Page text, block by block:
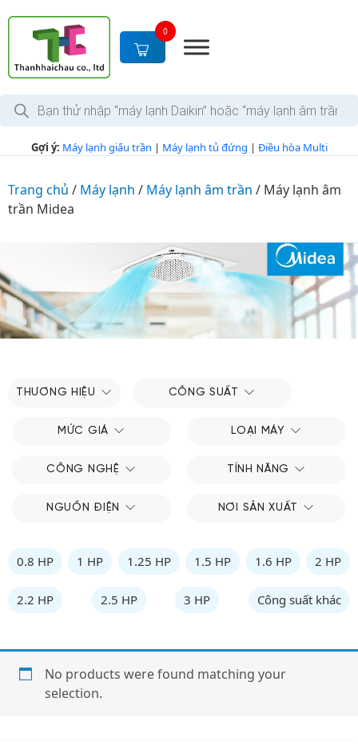
c
0
T
m
i
m
Gợi ý: Máy lạnh giấu trần | Máy lạnh tủ đứng | Điều hòa Multi
Trang chủ / Máy lạnh / Máy lạnh âm trần / Máy lạnh âm
trần Midea
THƯƠNG HIỆU CÔNG SUẤT
MỨC GIÁ LOẠI MÁY
CÔNG NGHỆ TÍNH NĂNG
NGUỒN ĐIỆN NƠI SẢN XUẤT
0.8 HP 1 HP 1.25 HP 1.5 HP 1.6 HP 2 HP
2.2 HP 2.5 HP 3 HP Công suất khác
No products were found matching your
selection.